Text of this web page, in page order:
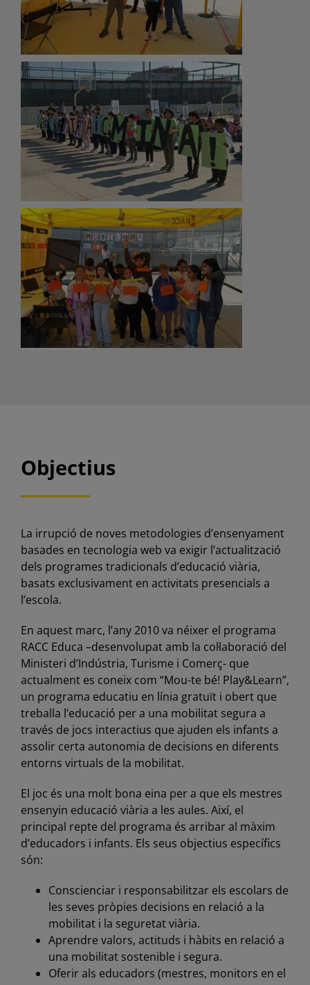
Objectius
La irrupció de noves metodologies d’ensenyament
basades en tecnologia web va exigir l’actualització
dels programes tradicionals d’educació viària,
basats exclusivament en activitats presencials a
l’escola.
En aquest marc, l’any 2010 va néixer el programa
RACC Educa –desenvolupat amb la col·laboració del
Ministeri d’Indústria, Turisme i Comerç- que
actualment es coneix com “Mou-te bé! Play&Learn”,
un programa educatiu en línia gratuït i obert que
treballa l’educació per a una mobilitat segura a
través de jocs interactius que ajuden els infants a
assolir certa autonomia de decisions en diferents
entorns virtuals de la mobilitat.
El joc és una molt bona eina per a que els mestres
ensenyin educació viària a les aules. Així, el
principal repte del programa és arribar al màxim
d’educadors i infants. Els seus objectius específics
són:
Conscienciar i responsabilitzar els escolars de
les seves pròpies decisions en relació a la
mobilitat i la seguretat viària.
Aprendre valors, actituds i hàbits en relació a
una mobilitat sostenible i segura.
Oferir als educadors (mestres, monitors en el